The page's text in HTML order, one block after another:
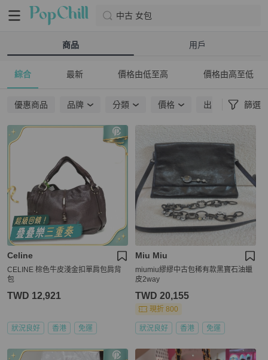
中古 女包
商品 用戶
綜合 最新 價格由低至高 價格由高至低
優惠商品 品牌 分類 價格 出貨地點 篩選
Celine
CELINE 棕色牛皮淺金扣單肩包肩背
包
TWD 12,921
狀況良好 香港 免運
Miu Miu
miumiu繆繆中古包稀有款黑寶石油蠟
皮2way
TWD 20,155
現折 800
狀況良好 香港 免運